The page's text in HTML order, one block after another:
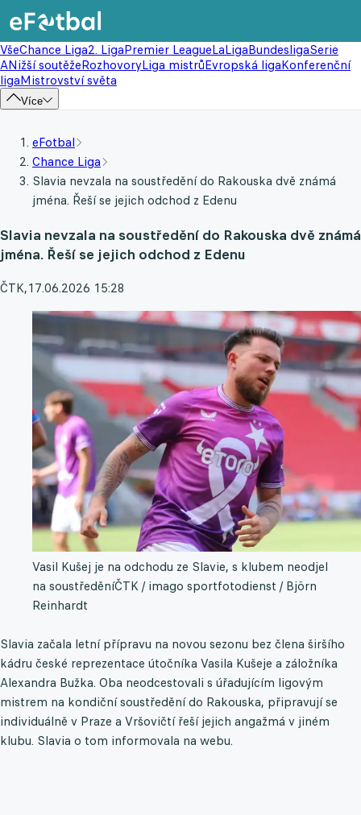
VšeChance Liga2. LigaPremier LeagueLaLigaBundesligaSerie
ANižší soutěžeRozhovoryLiga mistrůEvropská ligaKonferenční
ligaMistrovství světa
Více
eFotbal
Chance Liga
Slavia nevzala na soustředění do Rakouska dvě známá
jména. Řeší se jejich odchod z Edenu
Slavia nevzala na soustředění do Rakouska dvě známá
jména. Řeší se jejich odchod z Edenu
ČTK,17.06.2026 15:28
Vasil Kušej je na odchodu ze Slavie, s klubem neodjel
na soustředěníČTK / imago sportfotodienst / Björn
Reinhardt
Slavia začala letní přípravu na novou sezonu bez člena širšího
kádru české reprezentace útočníka Vasila Kušeje a záložníka
Alexandra Bužka. Oba neodcestovali s úřadujícím ligovým
mistrem na kondiční soustředění do Rakouska, připravují se
individuálně v Praze a Vršovičtí řeší jejich angažmá v jiném
klubu. Slavia o tom informovala na webu.